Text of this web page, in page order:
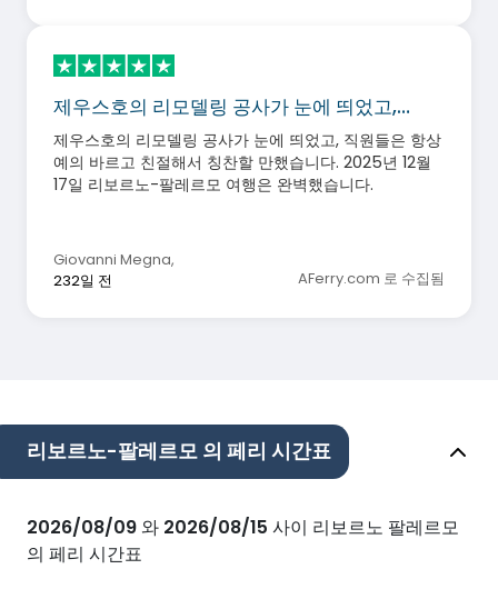
제우스호의 리모델링 공사가 눈에 띄었고,…
제우스호의 리모델링 공사가 눈에 띄었고, 직원들은 항상
예의 바르고 친절해서 칭찬할 만했습니다. 2025년 12월
17일 리보르노-팔레르모 여행은 완벽했습니다.
Giovanni Megna,
232일 전
AFerry.com 로 수집됨
리보르노-팔레르모 의 페리 시간표
2026/08/09 와 2026/08/15 사이 리보르노 팔레르모
의 페리 시간표